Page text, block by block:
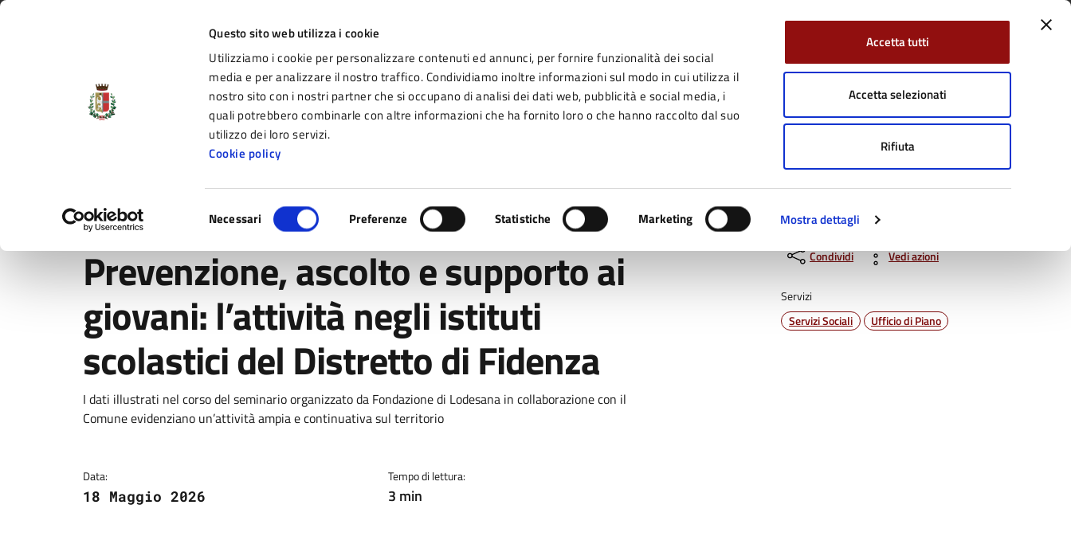
Questo sito web utilizza i cookie
Utilizziamo i cookie per personalizzare contenuti ed annunci, per fornire funzionalità dei social
media e per analizzare il nostro traffico. Condividiamo inoltre informazioni sul modo in cui utilizza il
nostro sito con i nostri partner che si occupano di analisi dei dati web, pubblicità e social media, i
quali potrebbero combinarle con altre informazioni che ha fornito loro o che hanno raccolto dal suo
utilizzo dei loro servizi.
Cookie policy
del
consenso
Necessari Preferenze Statistiche Marketing Mostra dettagli
Accetta tutti
Accetta selezionati
Rifiuta
Vai al contenuto principale
Vai alla navigazione del sito
Vai al piede di pagina
Comune di Fidenza
il portale di servizi e informazioni del Comune di Fidenza
Seguici su: TwitterYouTube Cerca:
Novità Tutti gli argomenti
Home / Novità Comunicati / Prevenzione, ascolto e supporto ai giovani: l’attività negli istituti scolastici del Distretto di Fidenza
Prevenzione, ascolto e supporto ai
giovani: l’attività negli istituti
scolastici del Distretto di Fidenza
Dettagli del comunicato:
I dati illustrati nel corso del seminario organizzato da Fondazione di Lodesana in collaborazione con il
Comune evidenziano un’attività ampia e continuativa sul territorio
Data:
18 Maggio 2026
Tempo di lettura:
3 min
Condividi Vedi azioni
Servizi
Servizi Sociali
Ufficio di Piano